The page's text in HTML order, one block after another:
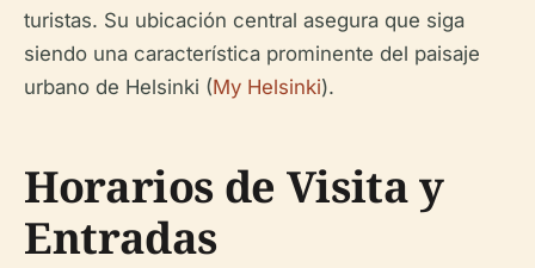
turistas. Su ubicación central asegura que siga
siendo una característica prominente del paisaje
urbano de Helsinki (My Helsinki).
Horarios de Visita y
Entradas